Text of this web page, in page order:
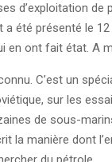
d’exploitation
été présenté le
en ont fait état. A
C’est un
sur les
de sous-
la manière dont